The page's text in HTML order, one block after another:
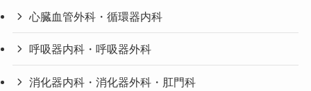
心臓血管外科・循環器内科
呼吸器内科・呼吸器外科
消化器内科・消化器外科・肛門科